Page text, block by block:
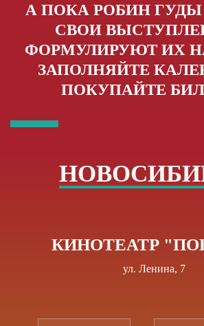
А ПОКА РОБИН ГУДЫ
СВОИ
ФОРМУЛИРУЮТ ИХ
ЗАПОЛНЯЙТЕ
ПОКУПАЙТЕ
КИНОТЕАТР
ул. Ленина, 7